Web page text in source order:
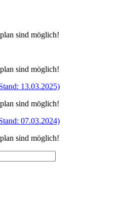
sind möglich!
sind möglich!
13.03.2025)
sind möglich!
07.03.2024)
sind möglich!